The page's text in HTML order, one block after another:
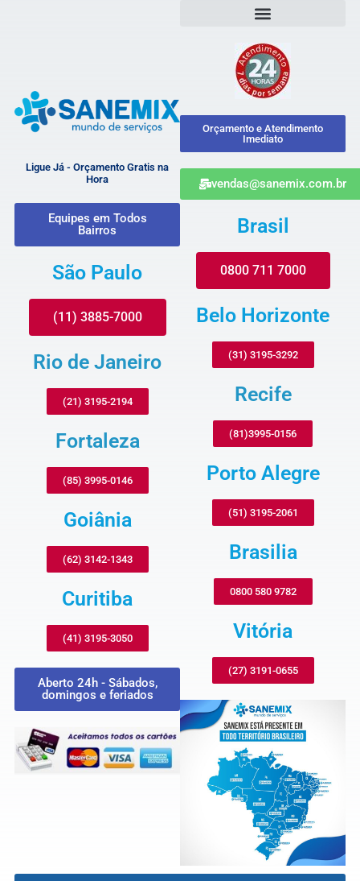
Ligue Já - Orçamento Gratis na
Hora
Equipes em Todos
Bairros
São Paulo
(11) 3885-7000
Rio de Janeiro
(21) 3195-2194
Fortaleza
(85) 3995-0146
Goiânia
(62) 3142-1343
Curitiba
(41) 3195-3050
Aberto 24h - Sábados,
domingos e feriados
Orçamento e Atendimento
Imediato
vendas@sanemix.com.br
Brasil
0800 711 7000
Belo Horizonte
(31) 3195-3292
Recife
(81)3995-0156
Porto Alegre
(51) 3195-2061
Brasilia
0800 580 9782
Vitória
(27) 3191-0655